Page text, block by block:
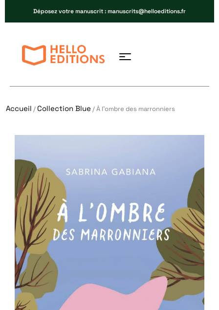
Déposez votre manuscrit : manuscrits@helloeditions.fr
Accueil /Collection Blue / À l’ombre des marronniers